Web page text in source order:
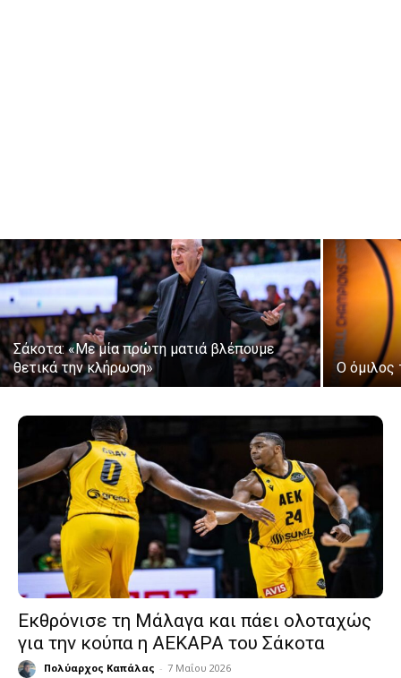
Σάκοτα: «Με μία πρώτη ματιά βλέπουμε
θετικά την κλήρωση»
Ο όμιλος
Εκθρόνισε τη Μάλαγα και πάει ολοταχώς
για την κούπα η ΑΕΚΑΡΑ του Σάκοτα
Πολύαρχος Καπάλας - 7 Μαΐου 2026